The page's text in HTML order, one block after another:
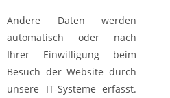
Andere Daten werden
automatisch oder nach
Ihrer Einwilligung beim
Besuch der Website durch
unsere IT-Systeme erfasst.